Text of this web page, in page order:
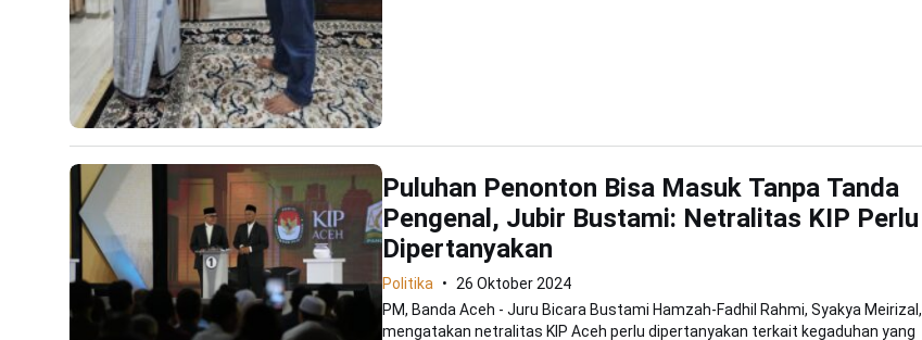
Puluhan Penonton Bisa Masuk Tanpa Tanda
Pengenal, Jubir Bustami: Netralitas KIP Perlu
Dipertanyakan
Politika
26 Oktober 2024
PM, Banda Aceh - Juru Bicara Bustami Hamzah-Fadhil Rahmi, Syakya Meirizal,
mengatakan netralitas KIP Aceh perlu dipertanyakan terkait kegaduhan yang